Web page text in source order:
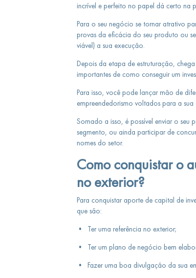
incrível e perfeito no papel dá certo na
Para o seu negócio se tornar atrativo
provas da eficácia do seu produto ou
viável) a sua execução.
Depois da etapa de estruturação,
importantes de como conseguir um
Para isso, você pode lançar mão de
empreendedorismo voltados para a sua
Somado a isso, é possível enviar o seu
segmento, ou ainda participar de
nomes do setor.
Como conquistar o
no exterior?
Para conquistar aporte de capital de
que são:
• Ter uma referência no exterior;
• Ter um plano de negócio bem
• Fazer uma boa divulgação da sua